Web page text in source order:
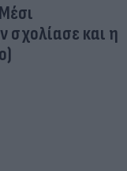
σχολίασε και η